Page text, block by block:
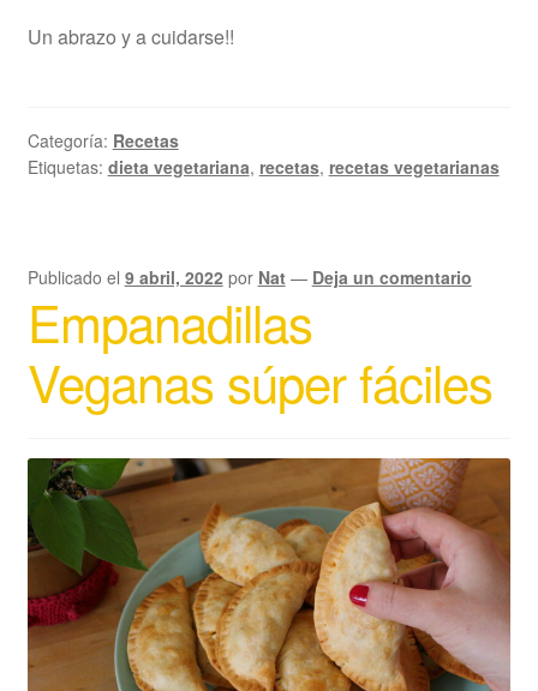
Un abrazo y a cuidarse!!
Categoría: Recetas
Etiquetas: dieta vegetariana, recetas, recetas vegetarianas
Publicado el 9 abril, 2022 por Nat — Deja un comentario
Empanadillas
Veganas súper fáciles